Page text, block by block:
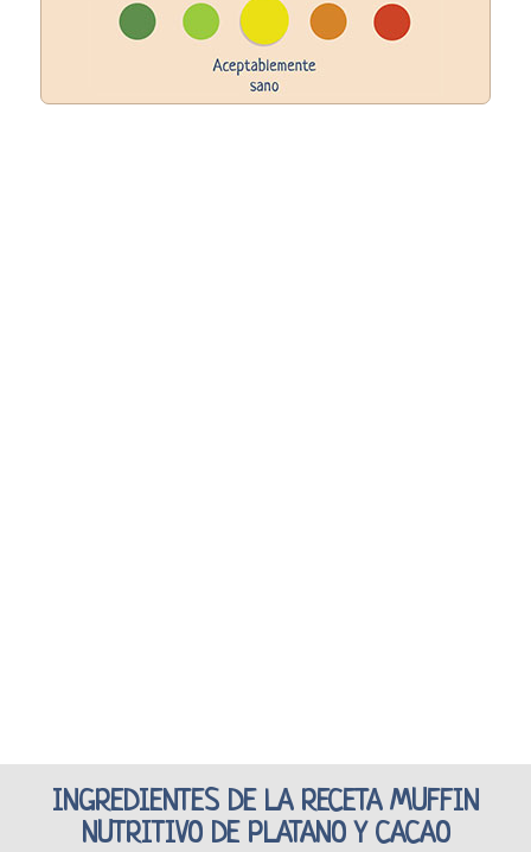
INGREDIENTES DE LA RECETA MUFFIN
NUTRITIVO DE PLATANO Y CACAO